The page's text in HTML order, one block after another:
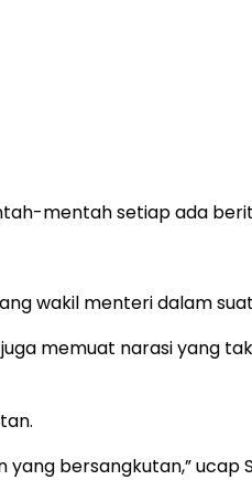
mentah setiap ada
wakil menteri dalam
memuat narasi yang
bersangkutan,” ucap